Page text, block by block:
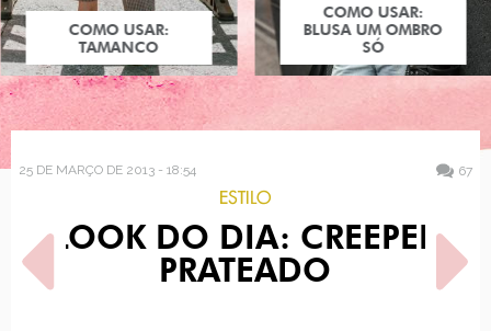
COMO USAR:
TAMANCO
COMO USAR:
BLUSA UM OMBRO
SÓ
25 DE MARÇO DE 2013 - 18:54 67
ESTILO
LOOK DO DIA: CREEPER
PRATEADO